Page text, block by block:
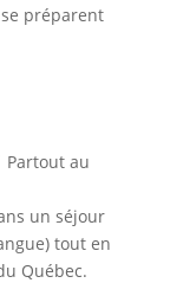
préparent
Partout au
un séjour
tout en
Québec.